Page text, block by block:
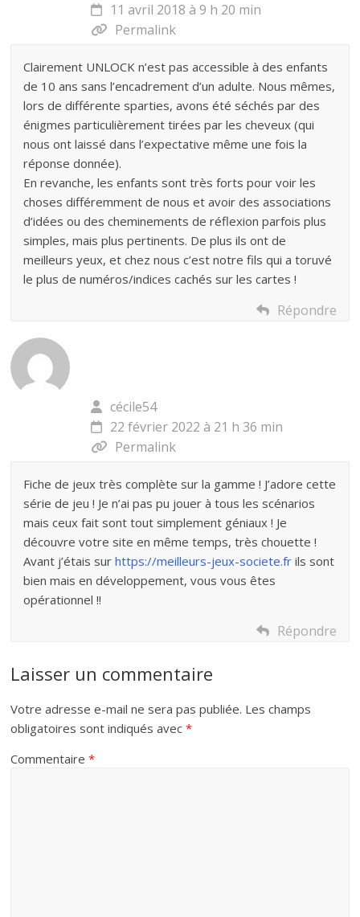
11 avril 2018 à 9 h 20 min
Permalink
Clairement UNLOCK n’est pas accessible à des enfants
de 10 ans sans l’encadrement d’un adulte. Nous mêmes,
lors de différente sparties, avons été séchés par des
énigmes particulièrement tirées par les cheveux (qui
nous ont laissé dans l’expectative même une fois la
réponse donnée).
En revanche, les enfants sont très forts pour voir les
choses différemment de nous et avoir des associations
d’idées ou des cheminements de réflexion parfois plus
simples, mais plus pertinents. De plus ils ont de
meilleurs yeux, et chez nous c’est notre fils qui a toruvé
le plus de numéros/indices cachés sur les cartes !
Répondre
cécile54
22 février 2022 à 21 h 36 min
Permalink
Fiche de jeux très complète sur la gamme ! J’adore cette
série de jeu ! Je n’ai pas pu jouer à tous les scénarios
mais ceux fait sont tout simplement géniaux ! Je
découvre votre site en même temps, très chouette !
Avant j’étais surhttps://meilleurs-jeux-societe.fr ils sont
bien mais en développement, vous vous êtes
opérationnel !!
Répondre
Laisser un commentaire
Votre adresse e-mail ne sera pas publiée. Les champs
obligatoires sont indiqués avec*
Commentaire*